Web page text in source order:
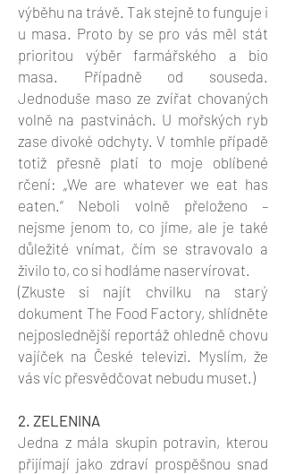
výběhu na trávě. Tak stejně to funguje i
u masa. Proto by se pro vás měl stát
prioritou výběr farmářského a bio
masa. Případně od souseda.
Jednoduše maso ze zvířat chovaných
volně na pastvinách. U mořských ryb
zase divoké odchyty. V tomhle případě
totiž přesně platí to moje oblíbené
rčení: „We are whatever we eat has
eaten.“ Neboli volně přeloženo –
nejsme jenom to, co jíme, ale je také
důležité vnímat, čím se stravovalo a
živilo to, co si hodláme naservírovat.
(Zkuste si najít chvilku na starý
dokument The Food Factory, shlídněte
nejposlednější reportáž ohledně chovu
vajíček na České televizi. Myslím, že
vás víc přesvědčovat nebudu muset.)
2. ZELENINA
Jedna z mála skupin potravin, kterou
přijímají jako zdraví prospěšnou snad